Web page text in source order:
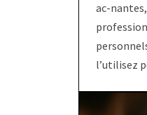
ac-
l’utilisez